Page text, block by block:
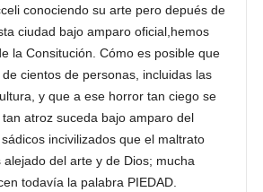
conociendo su arte pero depués de
ciudad bajo amparo oficial,hemos
la Consitución. Cómo es posible que
cientos de personas, incluidas las
y que a ese horror tan ciego se
atroz suceda bajo amparo del
incivilizados que el maltrato
del arte y de Dios; mucha
todavía la palabra PIEDAD.